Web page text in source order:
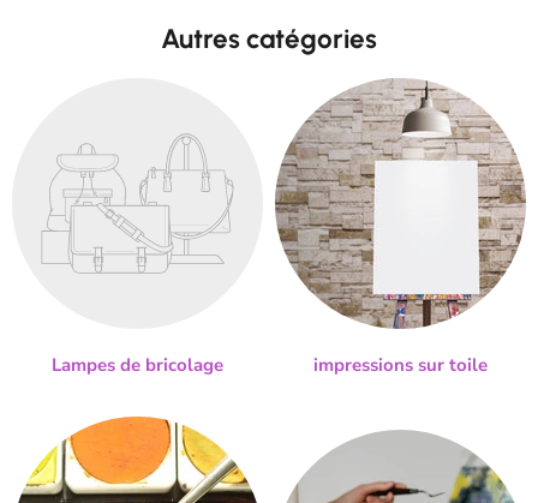
Autres catégories
Lampes de bricolage impressions sur toile